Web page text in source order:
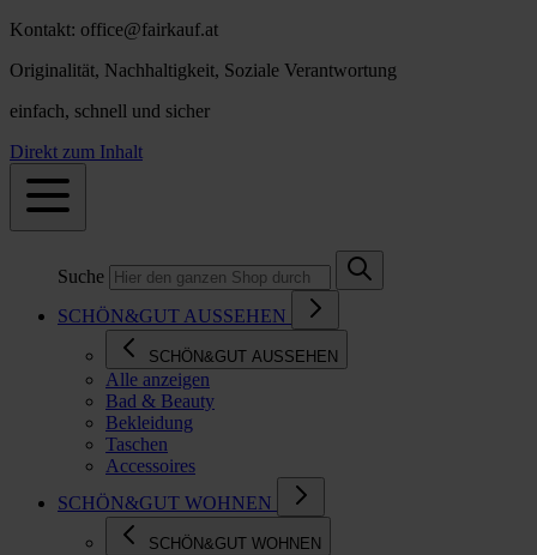
Kontakt: office@fairkauf.at
Originalität, Nachhaltigkeit, Soziale Verantwortung
einfach, schnell und sicher
Direkt zum Inhalt
Suche
SCHÖN&GUT AUSSEHEN
SCHÖN&GUT AUSSEHEN
Alle anzeigen
Bad & Beauty
Bekleidung
Taschen
Accessoires
SCHÖN&GUT WOHNEN
SCHÖN&GUT WOHNEN